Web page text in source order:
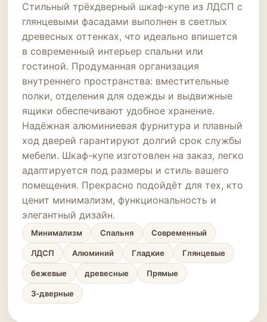
Стильный трёхдверный шкаф-купе из ЛДСП с
глянцевыми фасадами выполнен в светлых
древесных оттенках, что идеально впишется
в современный интерьер спальни или
гостиной. Продуманная организация
внутреннего пространства: вместительные
полки, отделения для одежды и выдвижные
ящики обеспечивают удобное хранение.
Надёжная алюминиевая фурнитура и плавный
ход дверей гарантируют долгий срок службы
мебели. Шкаф-купе изготовлен на заказ, легко
адаптируется под размеры и стиль вашего
помещения. Прекрасно подойдёт для тех, кто
ценит минимализм, функциональность и
элегантный дизайн.
Минимализм Спальня Современный
ЛДСП Алюминий Гладкие Глянцевые
бежевые древесные Прямые
3-дверные